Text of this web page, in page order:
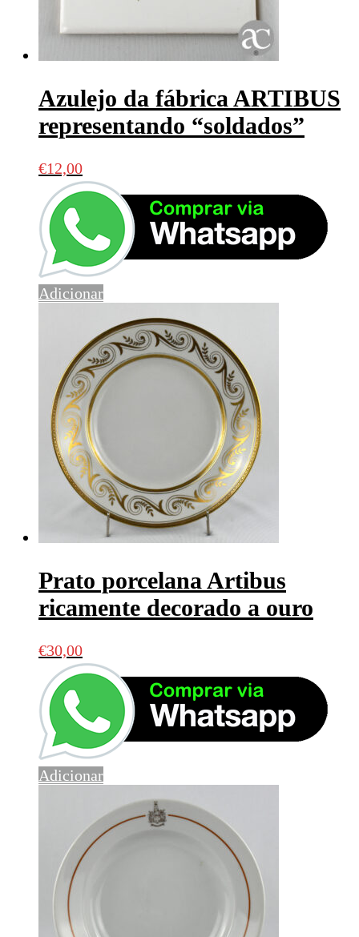
Azulejo da fábrica ARTIBUS
representando “soldados”
€12,00
Adicionar
Prato porcelana Artibus
ricamente decorado a ouro
€30,00
Adicionar